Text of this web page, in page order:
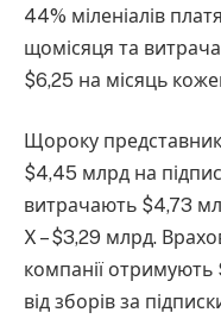
44% міленіалів
щомісяця та
$6,25 на місяць
Щороку
$4,45 млрд на
витрачають $4,73
X – $3,29 млрд.
компанії
від зборів за